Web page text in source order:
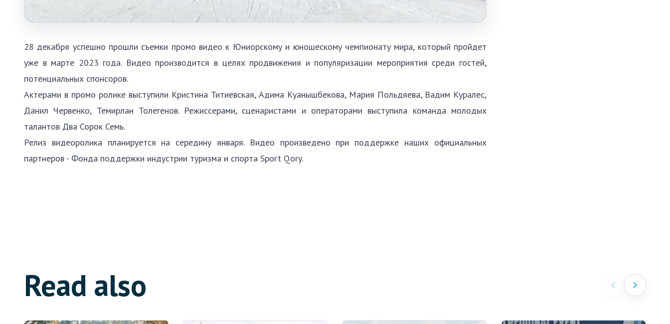
28 декабря успешно прошли съемки промо видео к Юниорскому и юношескому чемпионату мира, который пройдет
уже в марте 2023 года. Видео производится в целях продвижения и популяризации мероприятия среди гостей,
потенциальных спонсоров.
Актерами в промо ролике выступили Кристина Титиевская, Адима Куанышбекова, Мария Польдяева, Вадим Куралес,
Данил Червенко, Темирлан Толегенов. Режиссерами, сценаристами и операторами выступила команда молодых
талантов Два Сорок Семь.
Релиз видеоролика планируется на середину января. Видео произведено при поддержке наших официальных
партнеров - Фонда поддержки индустрии туризма и спорта Sport Qory.
Read also